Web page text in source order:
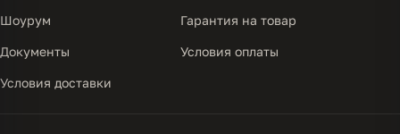
Шоурум Гарантия на товар
Документы Условия оплаты
Условия доставки